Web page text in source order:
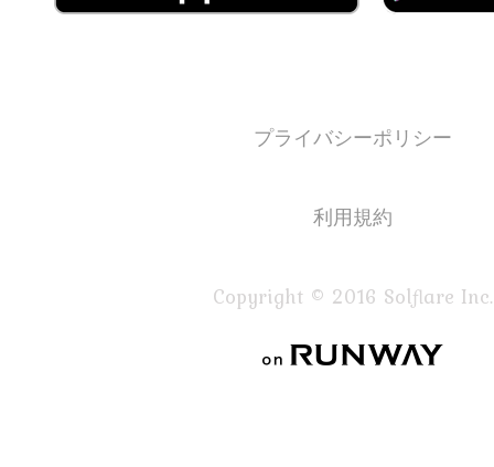
プライバシーポリシー
利用規約
Copyright © 2016 Solflare Inc.